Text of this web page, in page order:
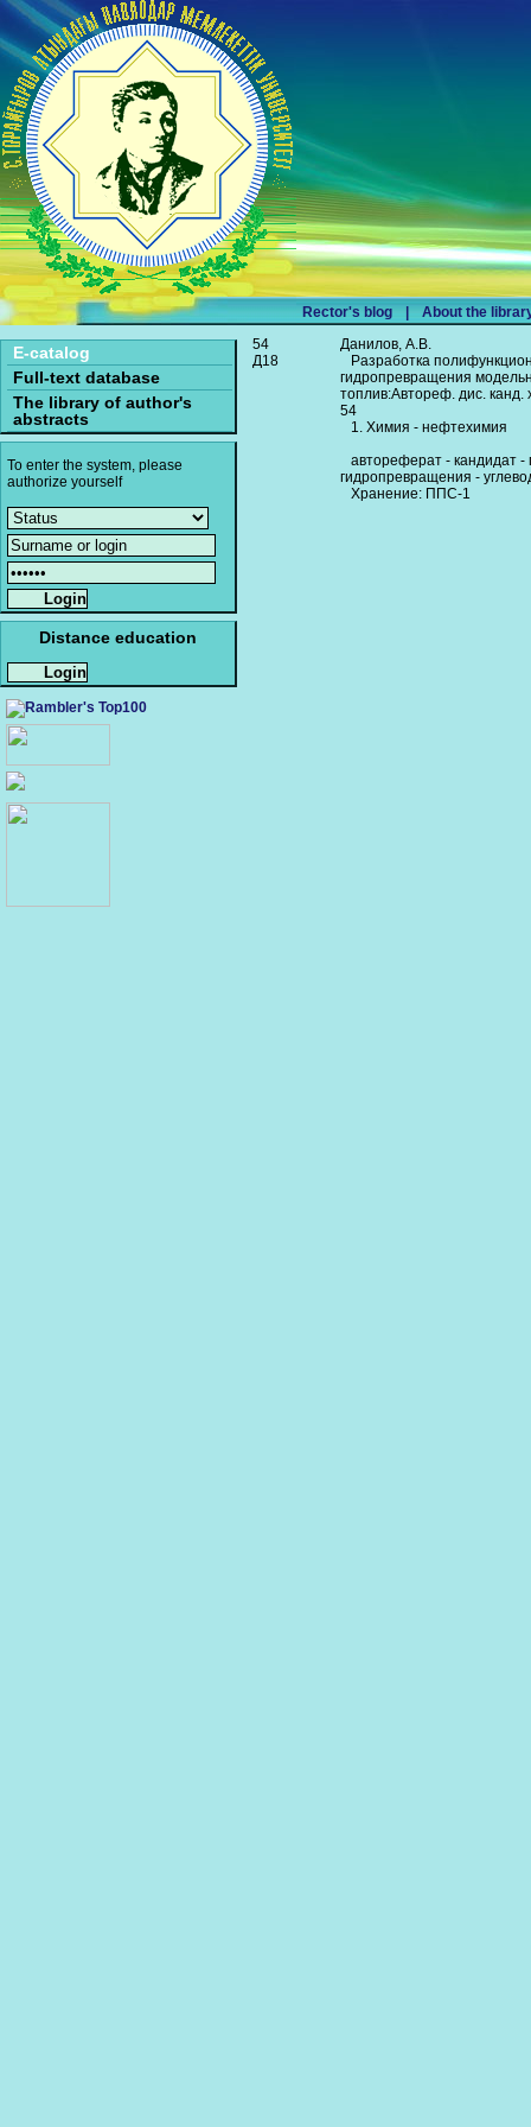
Rector's blog About the
E-catalog
Full-text database
The library of author's
abstracts
To enter the system, please
authorize yourself
Distance education
54
Д18
Данилов, А.В.
Разработка
гидропревращения
топлив:Автореф. дис.
54
1. Химия - нефтехимия
автореферат - кандидат
гидропревращения -
Хранение: ППС-1